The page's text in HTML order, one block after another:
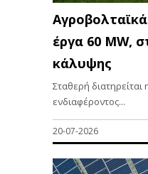
έργα 60 ΜW,
κάλυψης
Σταθερή διατηρείται
ενδιαφέροντος...
20-07-2026